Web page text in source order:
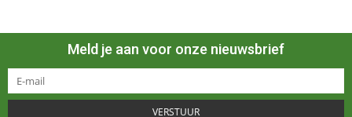
Meld je aan voor onze nieuwsbrief
VERSTUUR